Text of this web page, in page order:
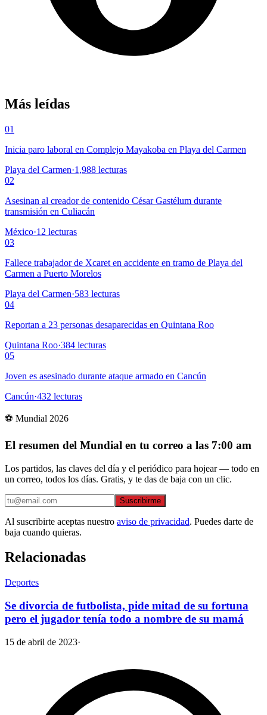
Más leídas
01
Inicia paro laboral en Complejo Mayakoba en Playa del Carmen
Playa del Carmen·1,988 lecturas
02
Asesinan al creador de contenido César Gastélum durante
transmisión en Culiacán
México·12 lecturas
03
Fallece trabajador de Xcaret en accidente en tramo de Playa del
Carmen a Puerto Morelos
Playa del Carmen·583 lecturas
04
Reportan a 23 personas desaparecidas en Quintana Roo
Quintana Roo·384 lecturas
05
Joven es asesinado durante ataque armado en Cancún
Cancún·432 lecturas
⚽ Mundial 2026
El resumen del Mundial en tu correo a las 7:00 am
Los partidos, las claves del día y el periódico para hojear — todo en
un correo, todos los días. Gratis, y te das de baja con un clic.
Suscribirme
Al suscribirte aceptas nuestro aviso de privacidad. Puedes darte de
baja cuando quieras.
Relacionadas
Deportes
Se divorcia de futbolista, pide mitad de su fortuna
pero el jugador tenía todo a nombre de su mamá
15 de abril de 2023·